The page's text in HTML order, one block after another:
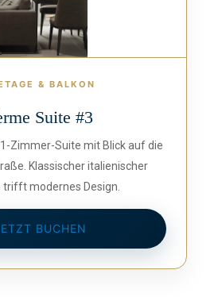
& BALKON
Suite #3
Zimmer-Suite mit Blick auf die
Klassischer italienischer
trifft modernes Design.
BUCHEN